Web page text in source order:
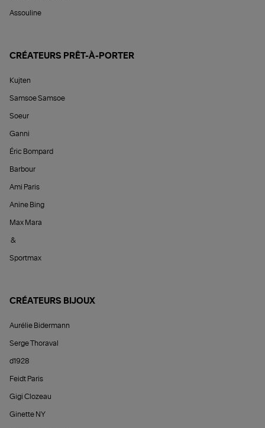
Assouline
CRÉATEURS PRÊT-À-PORTER
Kujten
Samsoe Samsoe
Soeur
Ganni
Éric Bompard
Barbour
Ami Paris
Anine Bing
Max Mara
&
Sportmax
CRÉATEURS BIJOUX
Aurélie Bidermann
Serge Thoraval
d1928
Feidt Paris
Gigi Clozeau
Ginette NY